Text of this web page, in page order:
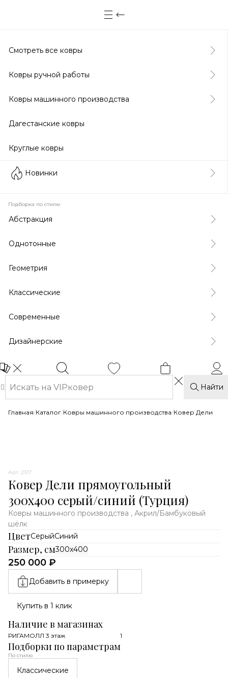
Смотреть все ковры
Ковры ручной работы
Ковры машинного производства
Дагестанские ковры
Круглые ковры
Новинки
Подборка по стилю
Абстракция
Однотонные
Геометрия
Классические
Современные
Дизайнерские
Найти
Главная/Каталог/Ковры машинного производства/Ковер Дели
Арт. 2317
Ковер Дели прямоугольный
300x400 серый/синий (Турция)
Ковры машинного производства , Акрил/Бамбуковый
шёлк
ЦветСерыйСиний
Размер, см300x400
250 000 ₽
Добавить в примерку
Купить в 1 клик
Наличие в магазинах
РИГАМОЛЛ 3 этаж 1
Подборки по параметрам
По стилю
Классические